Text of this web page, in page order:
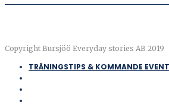
Copyright Bursjöö Everyday stories AB 2019
TRÄNINGSTIPS & KOMMANDE